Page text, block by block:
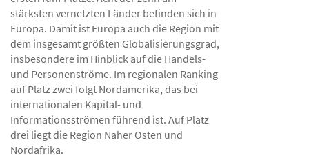
stärksten vernetzten Länder befinden sich in
Europa. Damit ist Europa auch die Region mit
dem insgesamt größten Globalisierungsgrad,
insbesondere im Hinblick auf die Handels-
und Personenströme. Im regionalen Ranking
auf Platz zwei folgt Nordamerika, das bei
internationalen Kapital- und
Informationsströmen führend ist. Auf Platz
drei liegt die Region Naher Osten und
Nordafrika.